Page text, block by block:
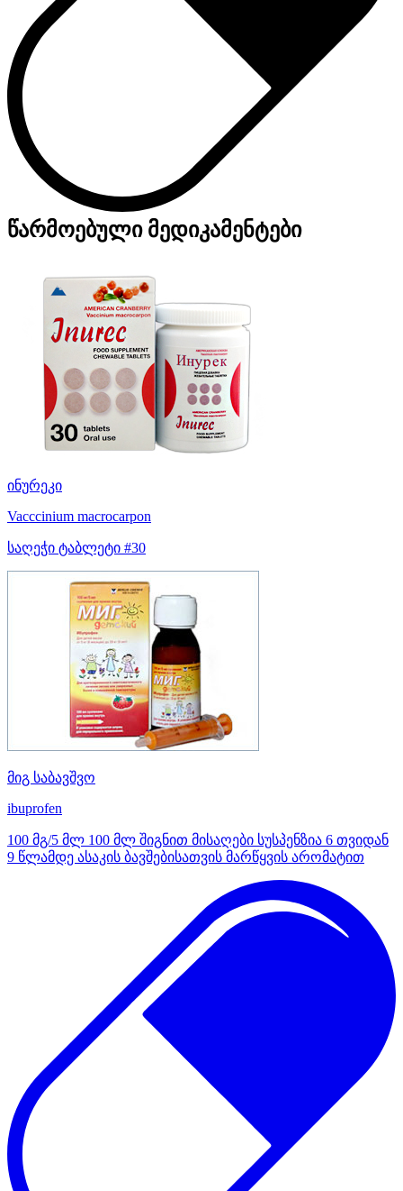
წარმოებული მედიკამენტები
ინურეკი
Vacccinium macrocarpon
საღეჭი ტაბლეტი #30
მიგ საბავშვო
ibuprofen
100 მგ/5 მლ 100 მლ შიგნით მისაღები სუსპენზია 6 თვიდან
9 წლამდე ასაკის ბავშებისათვის მარწყვის არომატით